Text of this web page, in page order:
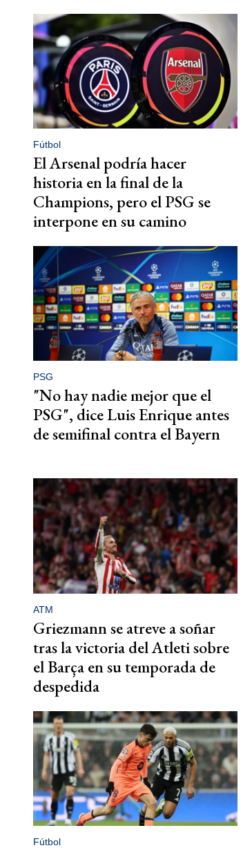
Fútbol
El Arsenal podría hacer
historia en la final de la
Champions, pero el PSG se
interpone en su camino
PSG
"No hay nadie mejor que el
PSG", dice Luis Enrique antes
de semifinal contra el Bayern
ATM
Griezmann se atreve a soñar
tras la victoria del Atleti sobre
el Barça en su temporada de
despedida
Fútbol